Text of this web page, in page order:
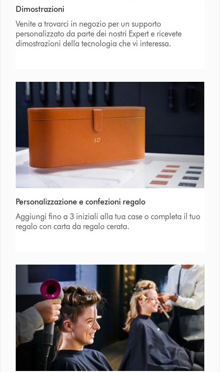
Dimostrazioni
Venite a trovarci in negozio per un supporto
personalizzato da parte dei nostri Expert e ricevete
dimostrazioni della tecnologia che vi interessa.
Personalizzazione e confezioni regalo
Aggiungi fino a 3 iniziali alla tua case o completa il tuo
regalo con carta da regalo cerata.